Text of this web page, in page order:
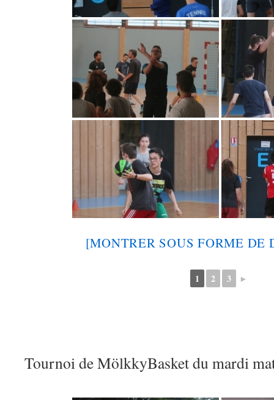
[MONTRER SOUS FORME
1 2 3 ►
Tournoi de MölkkyBasket du mardi